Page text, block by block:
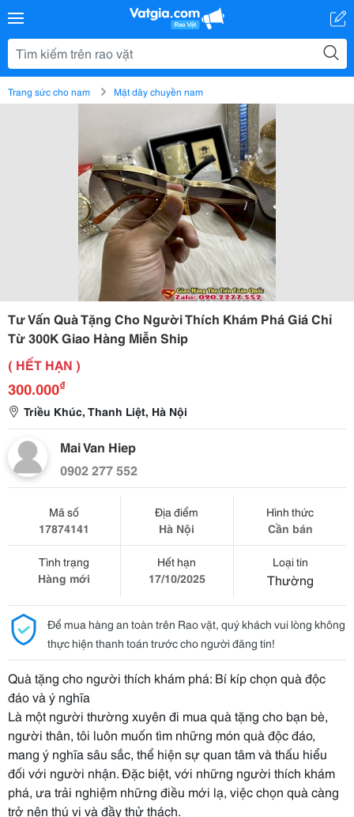
Trang sức cho nam Mặt dây chuyền nam
Tư Vấn Quà Tặng Cho Người Thích Khám Phá Giá Chỉ
Từ 300K Giao Hàng Miễn Ship
( HẾT HẠN )
300.000₫
Triều Khúc, Thanh Liệt, Hà Nội
Mai Van Hiep
0902 277 552
Mã số
17874141
Địa điểm
Hà Nội
Hình thức
Cần bán
Tình trạng
Hàng mới
Hết hạn
17/10/2025
Loại tin
Thường
Để mua hàng an toàn trên Rao vặt, quý khách vui lòng không
thực hiện thanh toán trước cho người đăng tin!
Quà tặng cho người thích khám phá: Bí kíp chọn quà độc
đáo và ý nghĩa
Là một người thường xuyên đi mua quà tặng cho bạn bè,
người thân, tôi luôn muốn tìm những món quà độc đáo,
mang ý nghĩa sâu sắc, thể hiện sự quan tâm và thấu hiểu
đối với người nhận. Đặc biệt, với những người thích khám
phá, ưa trải nghiệm những điều mới lạ, việc chọn quà càng
trở nên thú vị và đầy thử thách.